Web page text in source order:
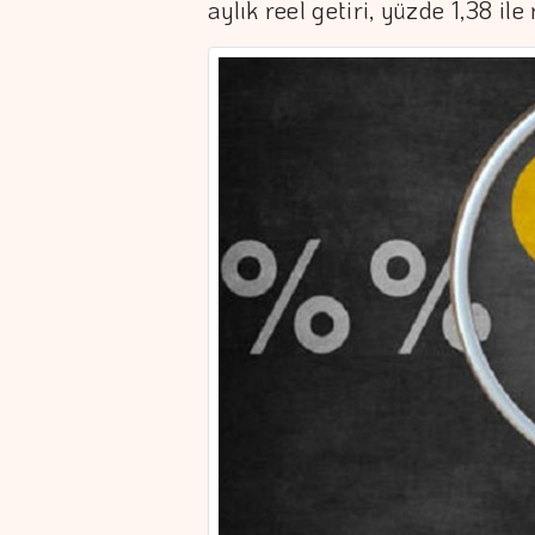
aylık reel getiri, yüzde 1,38